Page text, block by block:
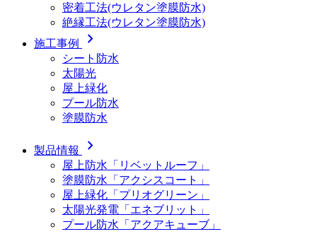
密着工法(ウレタン塗膜防水)
絶縁工法(ウレタン塗膜防水)
施工事例
chevron_right
シート防水
太陽光
屋上緑化
プール防水
塗膜防水
製品情報 chevron_right
屋上防水「リベットルーフ」
塗膜防水「アクシスコート」
屋上緑化「プリオグリーン」
太陽光発電「エネブリット」
プール防水「アクアキューブ」